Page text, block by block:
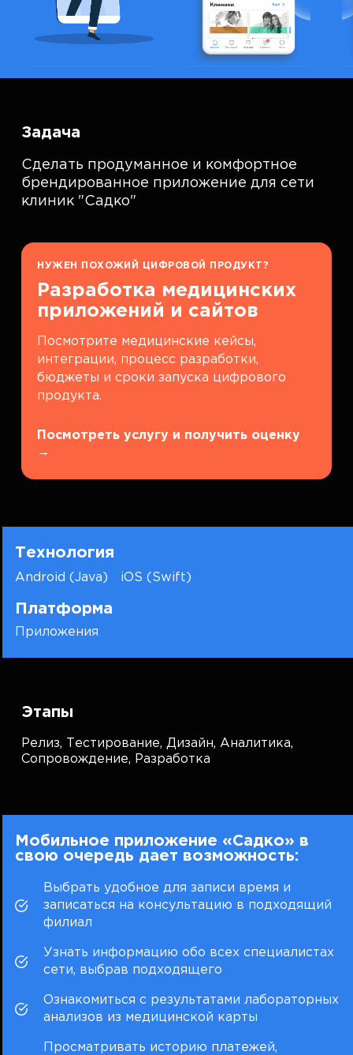
Задача
Сделать продуманное и комфортное
брендированное приложение для сети
клиник "Садко"
НУЖЕН ПОХОЖИЙ ЦИФРОВОЙ ПРОДУКТ?
Разработка медицинских
приложений и сайтов
Посмотрите медицинские кейсы,
интеграции, процесс разработки,
бюджеты и сроки запуска цифрового
продукта.
Посмотреть услугу и получить оценку
→
Технология
Android (Java) iOS (Swift)
Платформа
Приложения
Этапы
Релиз, Тестирование,Дизайн,Аналитика,
Сопровождение, Разработка
Мобильное приложение «Садко» в
свою очередь дает возможность:
Выбрать удобное для записи время и
записаться на консультацию в подходящий
филиал
Узнать информацию обо всех специалистах
сети, выбрав подходящего
Ознакомиться с результатами лабораторных
анализов из медицинской карты
Просматривать историю платежей,